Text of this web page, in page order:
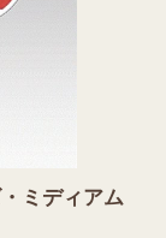
ミディアム